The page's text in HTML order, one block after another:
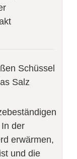
Schüssel
Salz
der
erwärmen,
und die